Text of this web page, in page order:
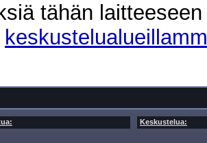
tähän
Keskustelua: